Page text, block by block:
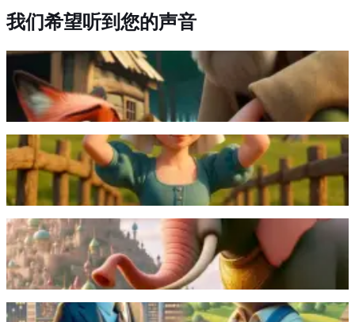
我们希望听到您的声音
樵夫救了狐狸，却泄露了它的藏身处；狐狸没有感激，反而觉
得自己受骗了，跑掉了。
阅读更多
一个小女孩梦想着未来的财富，但由于幻想过度，她不小心打
翻了牛奶，失去了所有希望。
阅读更多
国王的大象和一只小狗成为朋友，他们突然分开，但在国王的
帮助下重聚并幸福地生活。
阅读更多
城里老鼠拜访了乡下老鼠，乡下的老鼠随后又拜访了城市，但